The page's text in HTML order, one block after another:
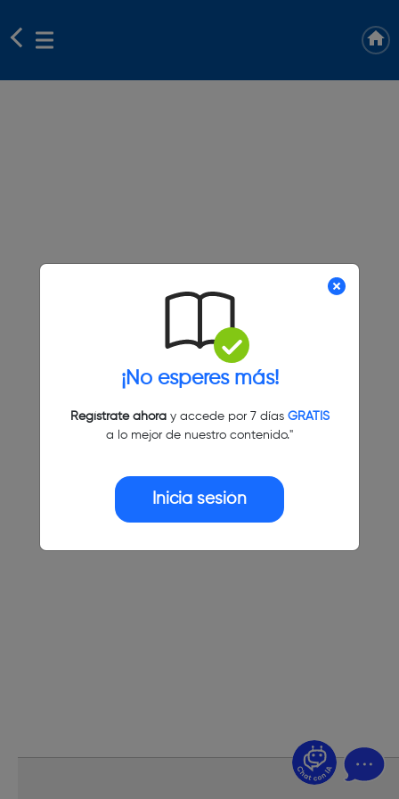
¡No esperes más!
Regístrate ahoray accede por 7 días GRATIS
a lo mejor de nuestro contenido."
Inicia sesión